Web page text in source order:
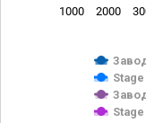
1000 2000